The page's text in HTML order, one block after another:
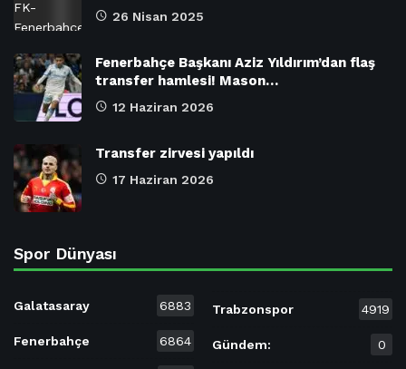
26 Nisan 2025
Fenerbahçe Başkanı Aziz Yıldırım’dan flaş
transfer hamlesi! Mason…
12 Haziran 2026
Transfer zirvesi yapıldı
17 Haziran 2026
Spor Dünyası
Galatasaray 6883
Fenerbahçe 6864
Trabzonspor 4919
Gündem: 0